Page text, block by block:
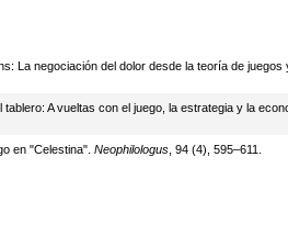
La negociación del dolor desde la teoría de juegos
A vueltas con el juego, la estrategia y la
en "Celestina". Neophilologus, 94 (4), 595–611.